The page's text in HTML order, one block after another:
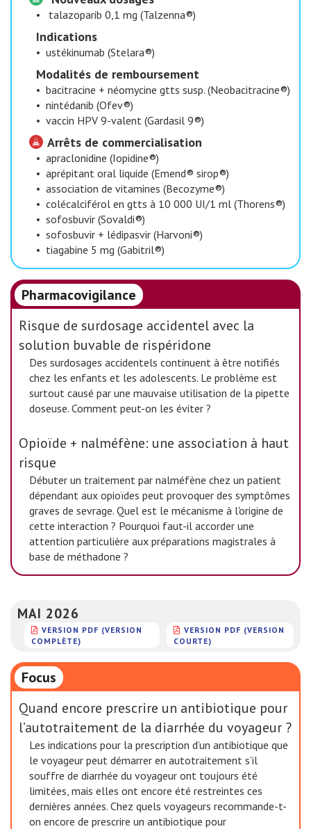
• talazoparib 0,1 mg (Talzenna®)
Indications
• ustékinumab (Stelara®)
Modalités de remboursement
• bacitracine + néomycine gtts susp. (Neobacitracine®)
• nintédanib (Ofev®)
• vaccin HPV 9-valent (Gardasil 9®)
Arrêts de commercialisation
• apraclonidine (Iopidine®)
• aprépitant oral liquide (Emend® sirop®)
• association de vitamines (Becozyme®)
• colécalciférol en gtts à 10 000 UI/1 ml (Thorens®)
• sofosbuvir (Sovaldi®)
• sofosbuvir + lédipasvir (Harvoni®)
• tiagabine 5 mg (Gabitril®)
Pharmacovigilance
Risque de surdosage accidentel avec la
solution buvable de rispéridone
Des surdosages accidentels continuent à être notifiés
chez les enfants et les adolescents. Le problème est
surtout causé par une mauvaise utilisation de la pipette
doseuse. Comment peut-on les éviter ?
Opioïde + nalméfène: une association à haut
risque
Débuter un traitement par nalméfène chez un patient
dépendant aux opioïdes peut provoquer des symptômes
graves de sevrage. Quel est le mécanisme à l'origine de
cette interaction ? Pourquoi faut-il accorder une
attention particulière aux préparations magistrales à
base de méthadone ?
MAI 2026
VERSION PDF (VERSION
COMPLÈTE)
VERSION PDF (VERSION
COURTE)
Focus
Quand encore prescrire un antibiotique pour
l’autotraitement de la diarrhée du voyageur ?
Les indications pour la prescription d’un antibiotique que
le voyageur peut démarrer en autotraitement s’il
souffre de diarrhée du voyageur ont toujours été
limitées, mais elles ont encore été restreintes ces
dernières années. Chez quels voyageurs recommande-t-
on encore de prescrire un antibiotique pour